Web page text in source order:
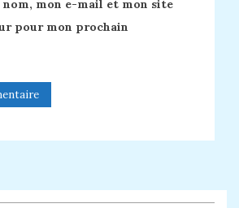
mon e-mail et mon site
pour mon prochain